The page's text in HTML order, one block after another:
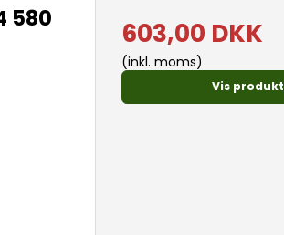
580
603,00 DKK
(inkl. moms)
Vis produkt